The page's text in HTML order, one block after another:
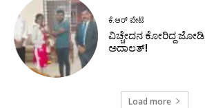
ಕೆ.ಆರ್ ಪೇಟೆ
ವಿಚ್ಚೇದನ ಕೋರಿದ್ದ
ಅದಾಲತ್!
Load more